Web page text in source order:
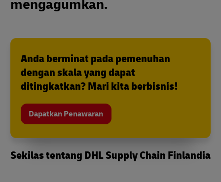
mengagumkan.
Anda berminat pada pemenuhan
dengan skala yang dapat
ditingkatkan? Mari kita berbisnis!
Dapatkan Penawaran
Sekilas tentang DHL Supply Chain Finlandia